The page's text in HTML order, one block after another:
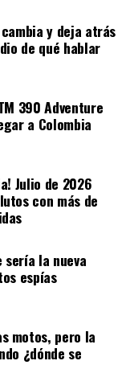
ya es un
7 GT, que se
motor CP2 de 689
la MT-07 y la
línea,
potencia de72,4
Nm a 6.500 rpm
este motor
y con
como para
de
puntos clave
sin
y deja atrás
de qué hablar
390 Adventure
a Colombia
Julio de 2026
con más de
sería la nueva
espías
motos, pero la
¿dónde se